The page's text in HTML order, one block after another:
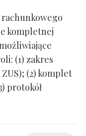
kompletnej
(1) zakres
(2) komplet
protokół